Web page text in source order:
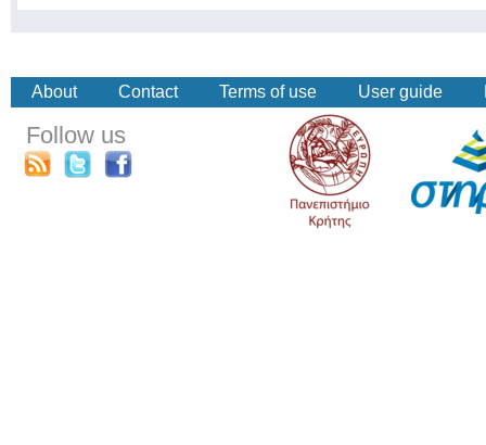
About Contact Terms of use User guide
Follow us